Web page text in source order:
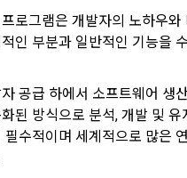
을 말한다.
이라 함은 “회사”가 “사이트”에 출
코드를 제출하고, “회사”는 이를
함은 “기업회원”이 인력을 채용
소싱하기 위하여 “회사"에 의뢰
커톤, AI경진대회 등을 말한다.
라 함은 “회사”가  제공하는 교육
단이 됩니다.
회사(이하 “회사”)는 다음 목적
있으며, 다음 목적 이외의 용도
지 않습니다.
마케팅 활용에 새롭게 동의하고자
이지의 하단 마케팅(대회 진행,
에서 동의하실 수 있습니다.
로그램은 개발자의 노하우
인 부분과 일반적인 기능을
공급 하에서 소프트웨어 생
된 방식으로 분석, 개발 및
필수적이며 세계적으로 많은